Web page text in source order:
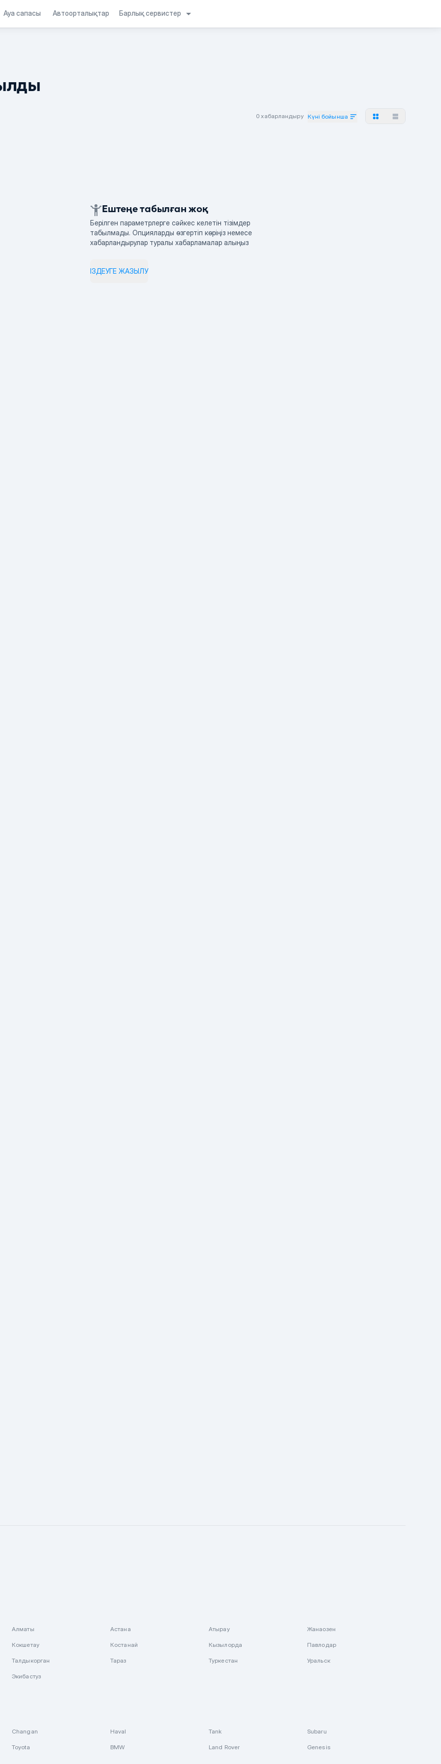
Ауа сапасы Автоорталықтар Барлық сервистер
0 хабарландыру Күні бойынша
Ештеңе табылған жоқ
Берілген параметрлерге сәйкес келетін тізімдер
табылмады. Опцияларды өзгертіп көріңіз немесе
хабарландырулар туралы хабарламалар алыңыз
ІЗДЕУГЕ ЖАЗЫЛУ
Алматы Астана Атырау Жанаозен
Кокшетау Костанай Кызылорда Павлодар
Талдыкорган Тараз Туркестан Уральск
Экибастуз
Changan Haval Tank Subaru
Toyota BMW Land Rover Genesis